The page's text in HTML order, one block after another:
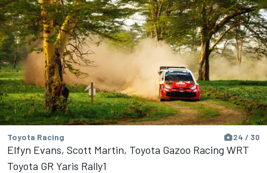
Toyota Racing 24 / 30
Elfyn Evans, Scott Martin, Toyota Gazoo Racing WRT
Toyota GR Yaris Rally1